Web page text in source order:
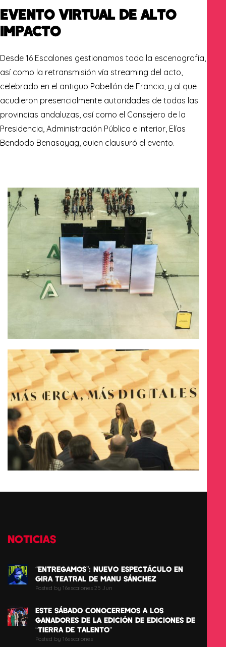
EVENTO VIRTUAL DE ALTO
IMPACTO
Desde 16 Escalones gestionamos toda la escenografía,
así como la retransmisión vía streaming del acto,
celebrado en el antiguo Pabellón de Francia, y al que
acudieron presencialmente autoridades de todas las
provincias andaluzas, así como el Consejero de la
Presidencia, Administración Pública e Interior, Elías
Bendodo Benasayag, quien clausuró el evento.
NOTICIAS
“ENTREGAMOS”: NUEVO ESPECTÁCULO EN
GIRA TEATRAL DE MANU SÁNCHEZ
Posted by 16escalones 25 Jun
ESTE SÁBADO CONOCEREMOS A LOS
GANADORES DE LA EDICIÓN DE EDICIONES DE
“TIERRA DE TALENTO”
Posted by 16escalones